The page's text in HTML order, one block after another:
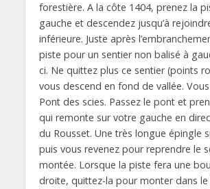
forestière. A la côte 1404, prenez la
gauche et descendez jusqu’à
inférieure. Juste après
piste pour un sentier non balisé à
ci. Ne quittez plus ce sentier (points
vous descend en fond de vallée.
Pont des scies. Passez le pont et
qui remonte sur votre gauche en
du Rousset. Une très longue épingle
puis vous revenez pour reprendre le
montée. Lorsque la piste fera une
droite, quittez-la pour monter dans le